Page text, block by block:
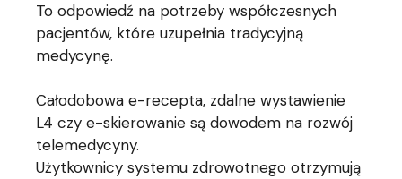
To odpowiedź na potrzeby współczesnych
pacjentów, które uzupełnia tradycyjną
medycynę.
Całodobowa e-recepta, zdalne wystawienie
L4 czy e-skierowanie są dowodem na rozwój
telemedycyny.
Użytkownicy systemu zdrowotnego otrzymują